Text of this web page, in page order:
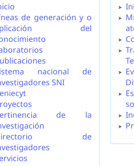
de generación y o
del
nacional de
SNI
de la
de